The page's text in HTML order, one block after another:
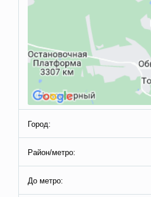
Город:
Район/метро:
До метро: